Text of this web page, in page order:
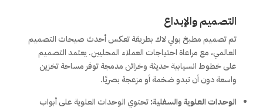
التصميم والإبداع
تم تصميم مطبخ بولي لاك بطريقة تعكس أحدث صيحات التصميم
العالمي، مع مراعاة احتياجات العملاء المحليين. يعتمد التصميم
على خطوط انسيابية حديثة وخزائن مدمجة توفر مساحة تخزين
واسعة دون أن تبدو ضخمة أو مزعجة بصريًا.
الوحدات العلوية والسفلية:تحتوي الوحدات العلوية على أبواب